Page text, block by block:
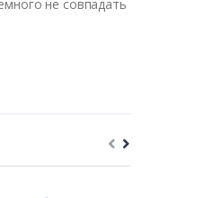
не совпадать